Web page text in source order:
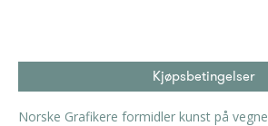
Kjøpsbetingelser
Norske Grafikere formidler kunst på